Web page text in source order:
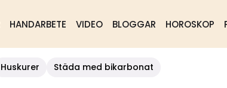
HANDARBETE VIDEO BLOGGAR HOROSKOP
Huskurer
Städa med bikarbonat